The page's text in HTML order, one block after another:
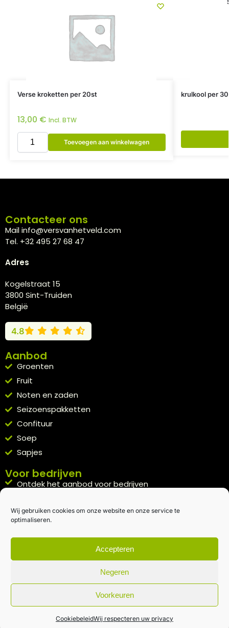
Wij gebruiken cookies om onze website en onze service te
optimaliseren.
Accepteren
Negeren
Voorkeuren
CookiebeleidWij respecteren uw privacy
Verse kroketten per 20st
13,00 € Incl. BTW
Toevoegen aan winkelwagen
krulkool per
Contacteer ons
Mail info@versvanhetveld.com
Tel. +32 495 27 68 47
Adres
Kogelstraat 15
3800 Sint-Truiden
België
4.8
Aanbod
Groenten
Fruit
Noten en zaden
Seizoenspakketten
Confituur
Soep
Sapjes
Voor bedrijven
Ontdek het aanbod voor bedrijven
Kennismakingspakket aanvragen
Blijft op de hoogte
Rechtstreeks van het veld naar je inbox.
Inschrijven nieuwsbrief
Algemene voorwaarden|Privacybeleid| gemaakt met door
creativitijd